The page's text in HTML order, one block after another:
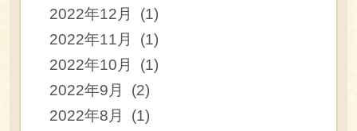
2022年12月 (1)
2022年11月 (1)
2022年10月 (1)
2022年9月 (2)
2022年8月 (1)